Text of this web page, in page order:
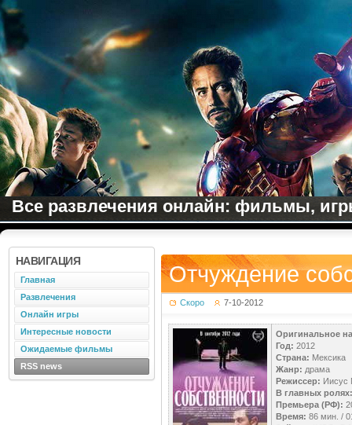
Все развлечения онлайн: фильмы,
Отчуждение
Скоро 7-10-2012
Оригинальное
Год: 2012
Страна: Мексика
Жанр: драма
Режиссер: Иисус
В главных ролях:
Премьера (РФ):
Время: 86 мин. /
НАВИГАЦИЯ
Главная
Развлечения
Онлайн игры
Интересные новости
Ожидаемые фильмы
RSS news